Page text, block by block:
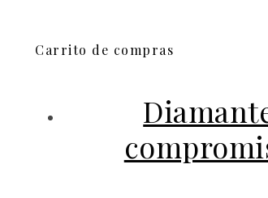
Carrito de compras